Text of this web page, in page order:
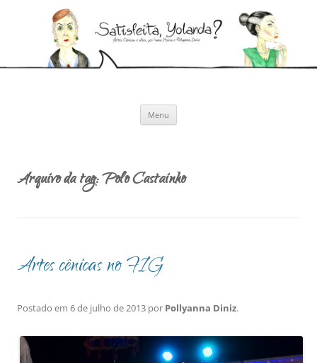
Menu
Arquivo da tag:Polo Castainho
Artes cênicas no FIG
Postado em 6 de julho de 2013 por Pollyanna Diniz.